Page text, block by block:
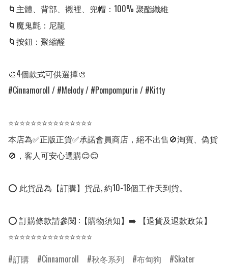
🌀主體、背部、襯裡、兜帽：100% 聚酯纖維
🌀魔鬼氈：尼龍
🌀按鈕：聚縮醛
🎨4個款式可供選擇🎨
#Cinnamoroll / #Melody / #Pompompurin / #Kitty
⭐⭐⭐⭐⭐⭐⭐⭐⭐⭐⭐⭐⭐⭐⭐
本店為✅正版正貨✅承諾會員商店，絕不出售🚫淘寶、偽貨
🚫，客人可安心選購😊😊
⭕ 此貨品為【訂購】貨品, 約10-18個工作天到貨。
⭕ 訂購條款請參閱 :【購物須知】➡️ 【退貨及退款政策】
⭐⭐⭐⭐⭐⭐⭐⭐⭐⭐⭐⭐⭐⭐⭐
訂購
Cinnamoroll 秋冬系列 布甸狗
Skater